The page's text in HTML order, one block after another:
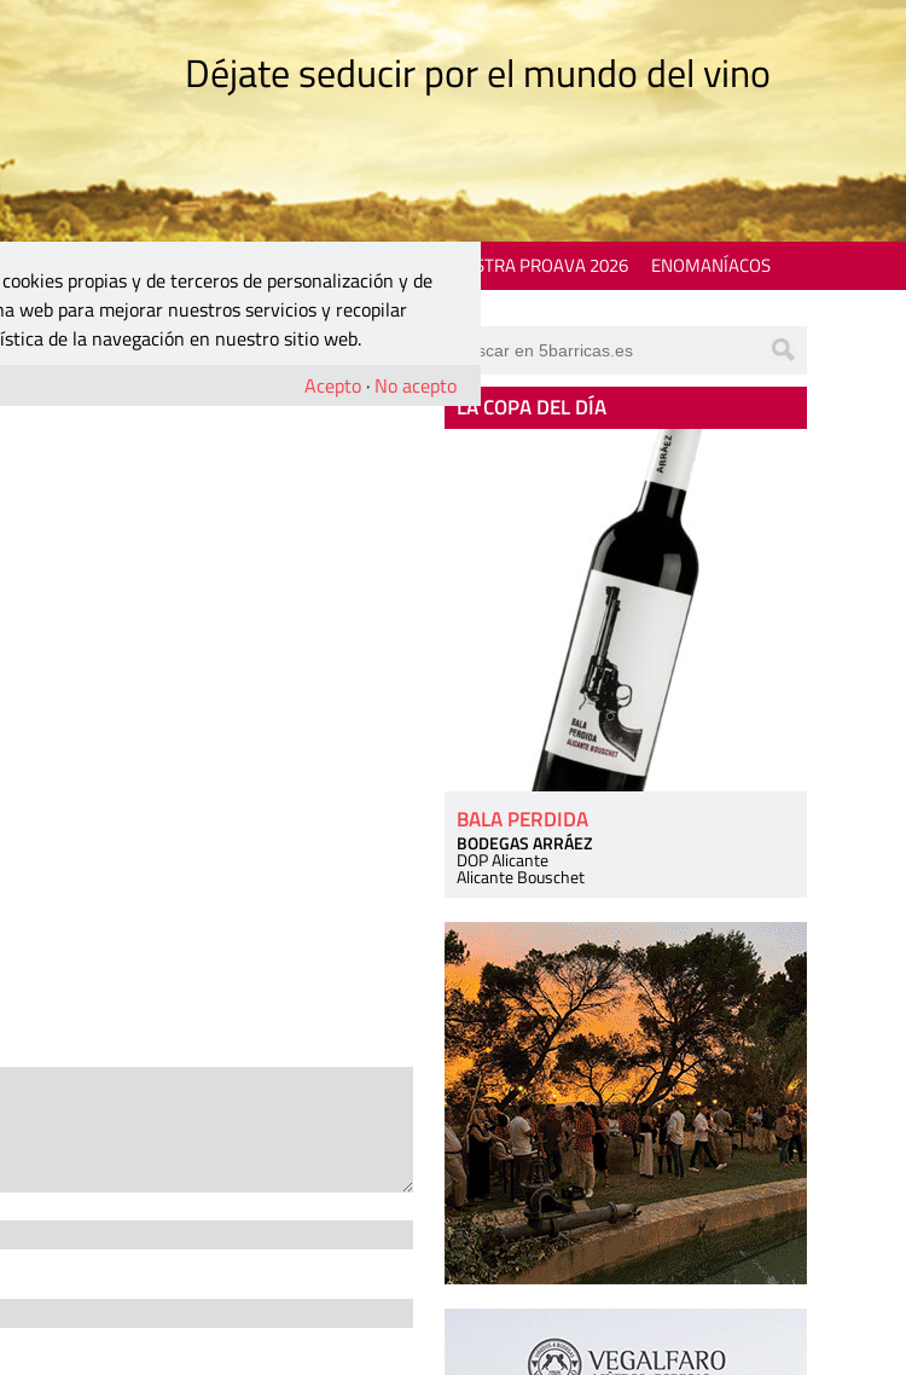
Déjate seducir por el mundo del vino
MOSTRA PROAVA 2026 ENOMANÍACOS
LA COPA DEL DÍA
BALA PERDIDA
BODEGAS ARRÁEZ
DOP Alicante
Alicante Bouschet
propias y de terceros de personalización y de
web para mejorar nuestros servicios y recopilar
de la navegación en nuestro sitio web.
Acepto · No acepto